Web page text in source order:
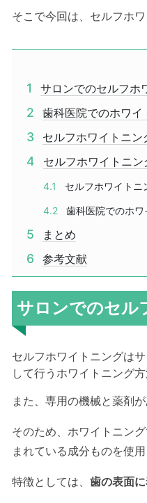
そこで今回は、セルフホ
1 サロンでのセルフホ
2 歯科医院でのホワイ
3 セルフホワイトニン
4 セルフホワイトニ
4.1 セルフホワイトニ
4.2 歯科医院でのホ
5 まとめ
6 参考文献
サロンでのセル
セルフホワイトニングは
して行うホワイトニング方
また、専用の機械と薬剤
そのため、ホワイトニン
まれている成分ものを使用
特徴としては、 歯の表面